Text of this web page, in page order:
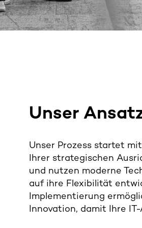
a
h
Unser
Unser Prozess startet
Ihrer strategischen
und nutzen moderne
auf ihre Flexibilität
Implementierung
Innovation, damit Ihre IT-